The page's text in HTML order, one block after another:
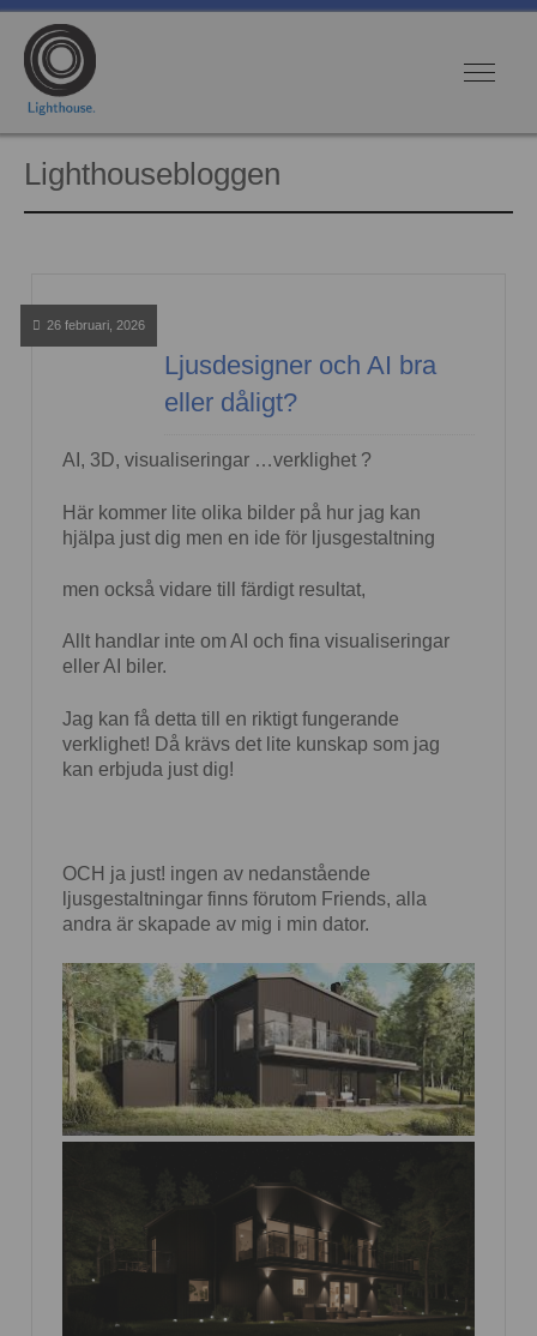
Lighthousebloggen
26 februari, 2026
Ljusdesigner och AI bra
eller dåligt?
AI, 3D, visualiseringar …verklighet ?
Här kommer lite olika bilder på hur jag kan
hjälpa just dig men en ide för ljusgestaltning
men också vidare till färdigt resultat,
Allt handlar inte om AI och fina visualiseringar
eller AI biler.
Jag kan få detta till en riktigt fungerande
verklighet! Då krävs det lite kunskap som jag
kan erbjuda just dig!
OCH ja just! ingen av nedanstående
ljusgestaltningar finns förutom Friends, alla
andra är skapade av mig i min dator.